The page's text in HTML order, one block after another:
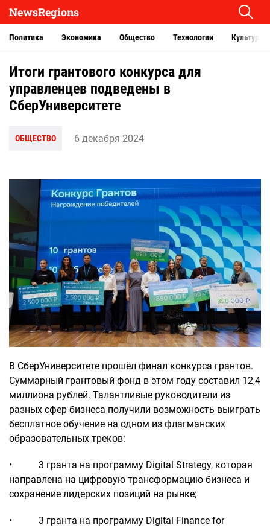
NewsRegions
Политика Экономика Общество Технологии Культура
Итоги грантового конкурса для
управленцев подведены в
СберУниверситете
ОБЩЕСТВО 6 декабря 2024
В СберУниверситете прошёл финал конкурса грантов.
Суммарный грантовый фонд в этом году составил 12,4
миллиона рублей. Талантливые руководители из
разных сфер бизнеса получили возможность выиграть
бесплатное обучение на одном из флагманских
образовательных треков:
• 3 гранта на программу Digital Strategy, которая
направлена на цифровую трансформацию бизнеса и
сохранение лидерских позиций на рынке;
• 3 гранта на программу Digital Finance for